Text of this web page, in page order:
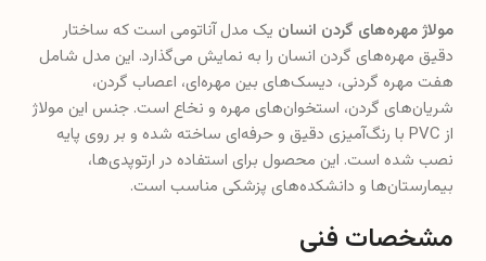
مولاژ مهره‌های گردن انسان یک مدل آناتومی است که ساختار
دقیق مهره‌های گردن انسان را به نمایش می‌گذارد. این مدل شامل
هفت مهره گردنی، دیسک‌های بین مهره‌ای، اعصاب گردن،
شریان‌های گردن، استخوان‌های مهره و نخاع است. جنس این مولاژ
از PVC با رنگ‌آمیزی دقیق و حرفه‌ای ساخته شده و بر روی پایه
نصب شده است. این محصول برای استفاده در ارتوپدی‌ها،
بیمارستان‌ها و دانشکده‌های پزشکی مناسب است.
مشخصات فنی